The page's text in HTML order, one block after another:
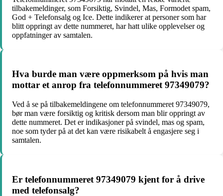
tilbakemeldinger, som Forsiktig, Svindel, Mas, Formodet spam,
God + Telefonsalg og Ice. Dette indikerer at personer som har
blitt oppringt av dette nummeret, har hatt ulike opplevelser og
oppfatninger av samtalen.
Hva burde man være oppmerksom på hvis man
mottar et anrop fra telefonnummeret 97349079?
Ved å se på tilbakemeldingene om telefonnummeret 97349079,
bør man være forsiktig og kritisk dersom man blir oppringt av
dette nummeret. Det er indikasjoner på svindel, mas og spam,
noe som tyder på at det kan være risikabelt å engasjere seg i
samtalen.
Er telefonnummeret 97349079 kjent for å drive
med telefonsalg?